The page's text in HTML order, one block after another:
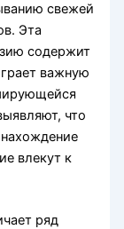
свежей
Эта
содержит
важную
что
влекут к
ряд